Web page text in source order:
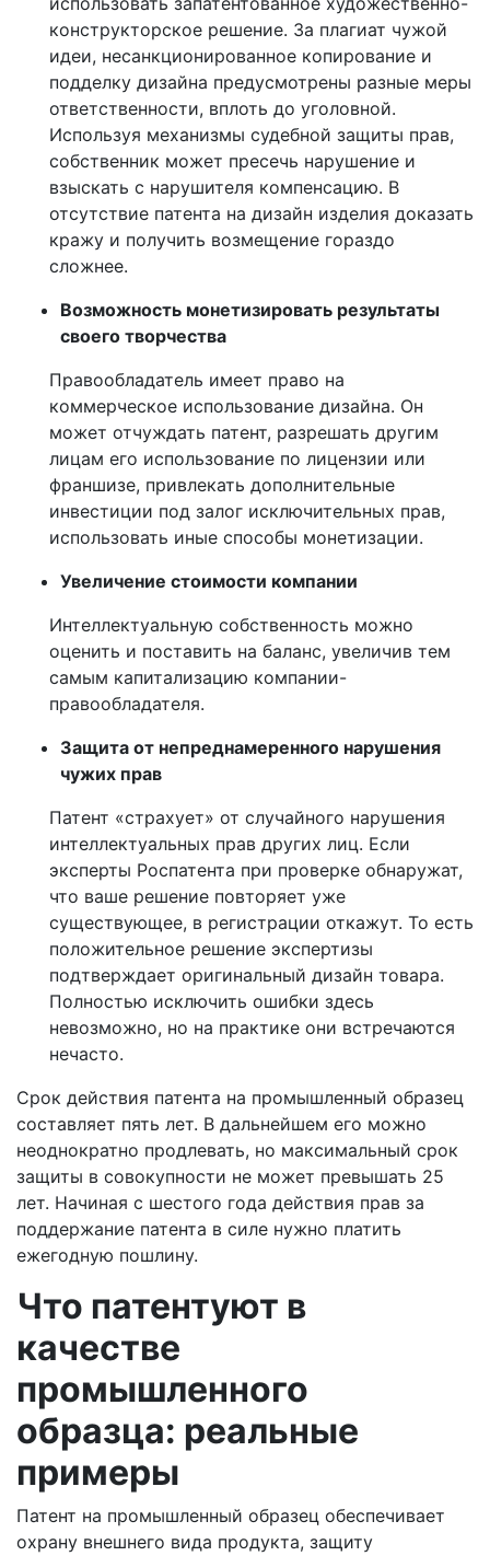
конструкторское решение. За плагиат чужой
идеи, несанкционированное копирование и
подделку дизайна предусмотрены разные меры
ответственности, вплоть до уголовной.
Используя механизмы судебной защиты прав,
собственник может пресечь нарушение и
взыскать с нарушителя компенсацию. В
отсутствие патента на дизайн изделия доказать
кражу и получить возмещение гораздо
сложнее.
Возможность монетизировать результаты
своего творчества
Правообладатель имеет право на
коммерческое использование дизайна. Он
может отчуждать патент, разрешать другим
лицам его использование по лицензии или
франшизе, привлекать дополнительные
инвестиции под залог исключительных прав,
использовать иные способы монетизации.
Увеличение стоимости компании
Интеллектуальную собственность можно
оценить и поставить на баланс, увеличив тем
самым капитализацию компании-
правообладателя.
Защита от непреднамеренного нарушения
чужих прав
Патент «страхует» от случайного нарушения
интеллектуальных прав других лиц. Если
эксперты Роспатента при проверке обнаружат,
что ваше решение повторяет уже
существующее, в регистрации откажут. То есть
положительное решение экспертизы
подтверждает оригинальный дизайн товара.
Полностью исключить ошибки здесь
невозможно, но на практике они встречаются
нечасто.
Срок действия патента на промышленный образец
составляет пять лет. В дальнейшем его можно
неоднократно продлевать, но максимальный срок
защиты в совокупности не может превышать 25
лет. Начиная с шестого года действия прав за
поддержание патента в силе нужно платить
ежегодную пошлину.
Что патентуют в
качестве
промышленного
образца: реальные
примеры
Патент на промышленный образец обеспечивает
охрану внешнего вида продукта, защиту